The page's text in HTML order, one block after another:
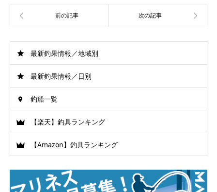
最新釣果情報／地域別
最新釣果情報／日別
釣船一覧
【楽天】釣具ランキング
【Amazon】釣具ランキング